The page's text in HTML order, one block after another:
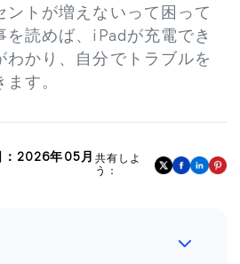
ントが増えないって困って
を読めば、iPadが充電でき
わかり、自分でトラブルを
す。
：2026年05月 共有しよ
う：